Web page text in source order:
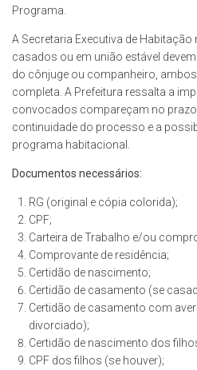
Programa.
A Secretaria Executiva de
casados ou em união estável
do cônjuge ou companheiro,
completa. A Prefeitura ressalta a
convocados compareçam no
continuidade do processo e a
programa habitacional.
Documentos necessários:
RG (original e cópia colorida);
CPF;
Carteira de Trabalho e/ou
Comprovante de residência;
Certidão de nascimento;
Certidão de casamento (se
Certidão de casamento com
divorciado);
Certidão de nascimento dos
CPF dos filhos (se houver);